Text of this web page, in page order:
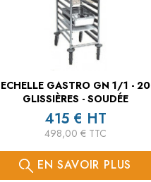
ECHELLE GASTRO GN 1/1 - 20
GLISSIÈRES - SOUDÉE
415 € HT
498,00 € TTC
EN SAVOIR PLUS